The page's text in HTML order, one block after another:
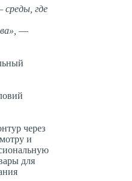
где
—
через
и
для